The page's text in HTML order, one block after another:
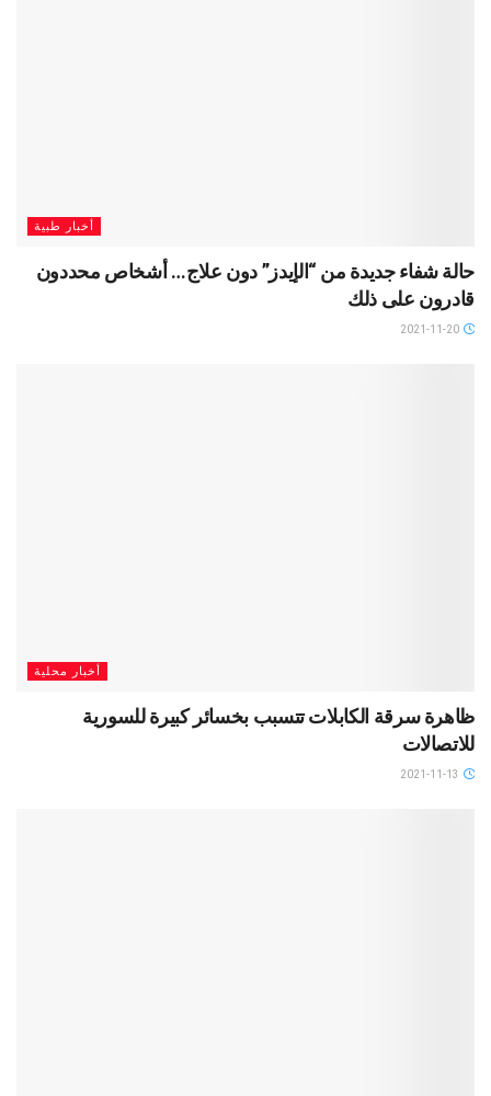
أخبار طبية
حالة شفاء جديدة من “الإيدز” دون علاج… أشخاص محددون
قادرون على ذلك
أخبار محلية
ظاهرة سرقة الكابلات تتسبب بخسائر كبيرة للسورية
للاتصالات